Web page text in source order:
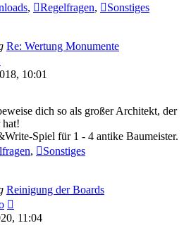
, Regelfragen,
Sonstiges
Re: Wertung Monumente
Beitrag10:01
dich so als großer Architekt, der
hat!
Spiel für 1 - 4 antike Baumeister.
,
Sonstiges
Reinigung der Boards
Beitrag
11:04